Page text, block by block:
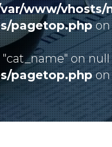
www/vhosts/
pagetop.php
on
pagetop.php